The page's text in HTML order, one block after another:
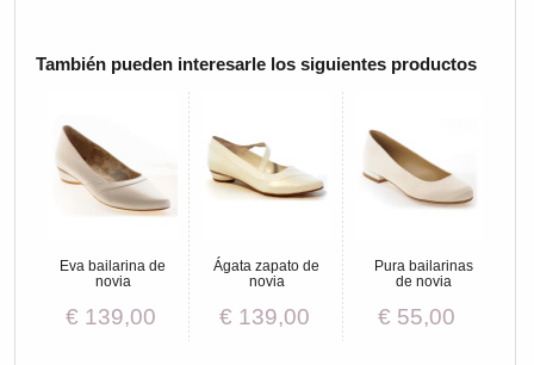
También pueden interesarle los siguientes productos
Eva bailarina de
novia
€ 139,00
Ágata zapato de
novia
€ 139,00
Pura bailarinas
de novia
€ 55,00